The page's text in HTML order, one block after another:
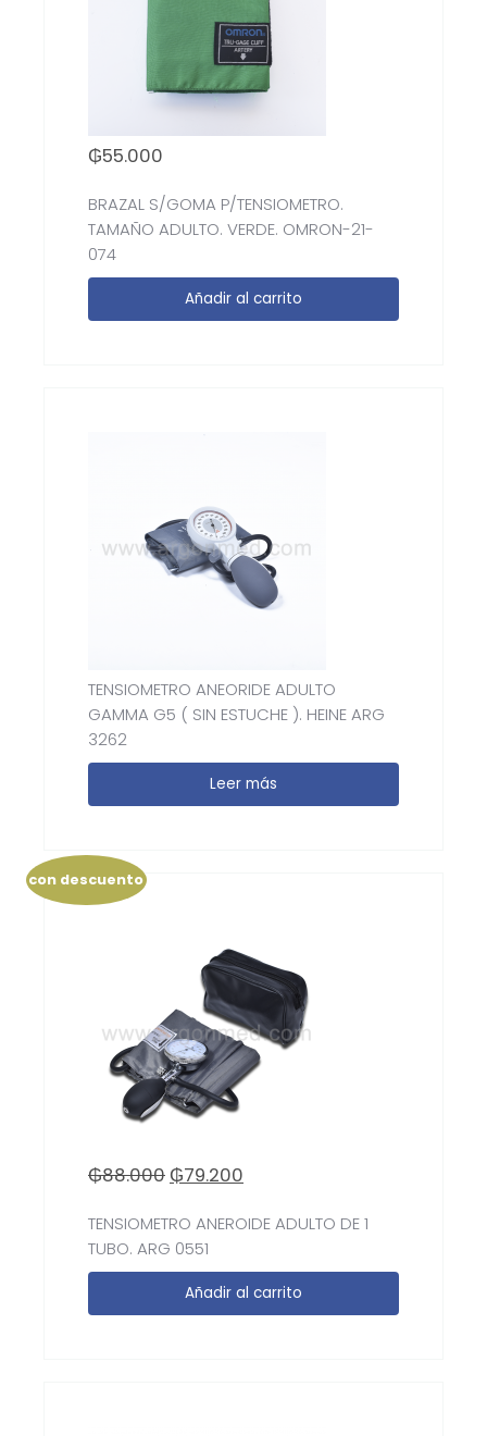
₲55.000
BRAZAL S/GOMA P/TENSIOMETRO.
TAMAÑO ADULTO. VERDE. OMRON-21-
074
Añadir al carrito
TENSIOMETRO ANEORIDE ADULTO
GAMMA G5 ( SIN ESTUCHE ). HEINE ARG
3262
Leer más
con descuento
₲88.000 ₲79.200
TENSIOMETRO ANEROIDE ADULTO DE 1
TUBO. ARG 0551
Añadir al carrito